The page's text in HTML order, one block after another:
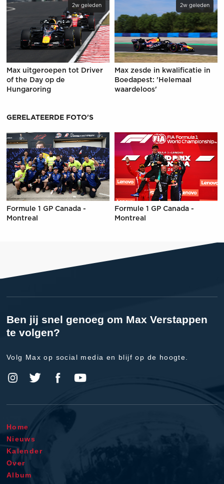
2w geleden
Max uitgeroepen tot Driver
of the Day op de
Hungaroring
2w geleden
Max zesde in kwalificatie in
Boedapest: 'Helemaal
waardeloos'
GERELATEERDE FOTO'S
Formule 1 GP Canada -
Montreal
Formule 1 GP Canada -
Montreal
Ben jij snel genoeg om Max Verstappen
te volgen?
Volg Max op social media en blijf op de hoogte.
Home
Nieuws
Kalender
Over
Album